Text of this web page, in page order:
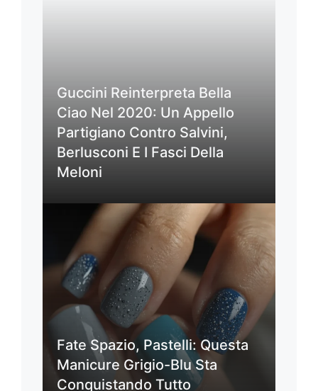
Guccini Reinterpreta Bella
Ciao Nel 2020: Un Appello
Partigiano Contro Salvini,
Berlusconi E I Fasci Della
Meloni
Fate Spazio, Pastelli: Questa
Manicure Grigio-Blu Sta
Conquistando Tutto